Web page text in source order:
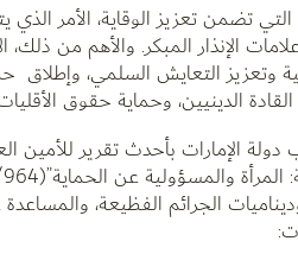
تضمن تعزيز الوقاية، الأمر
الإنذار المبكر. والأهم من ذلك،
التعايش السلمي، وإطلاق
الدينيين، وحماية حقوق
الإمارات بأحدث تقرير للأمين
الجرائم الفظيعة،